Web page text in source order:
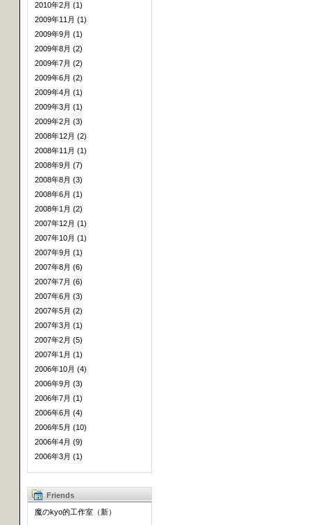
2010年2月 (1)
2009年11月 (1)
2009年9月 (1)
2009年8月 (2)
2009年7月 (2)
2009年6月 (2)
2009年4月 (1)
2009年3月 (1)
2009年2月 (3)
2008年12月 (2)
2008年11月 (1)
2008年9月 (7)
2008年8月 (3)
2008年6月 (1)
2008年1月 (2)
2007年12月 (1)
2007年10月 (1)
2007年9月 (1)
2007年8月 (6)
2007年7月 (6)
2007年6月 (3)
2007年5月 (2)
2007年3月 (1)
2007年2月 (5)
2007年1月 (1)
2006年10月 (4)
2006年9月 (3)
2006年7月 (1)
2006年6月 (4)
2006年5月 (10)
2006年4月 (9)
2006年3月 (1)
Friends
魔のkyo的工作室（新）